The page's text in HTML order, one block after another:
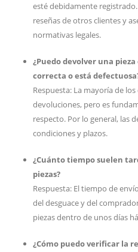
esté debidamente
reseñas de otros clientes y
normativas legales.
¿Puedo devolver una pieza
correcta o está
Respuesta: La mayoría de
devoluciones, pero es
respecto. Por lo general, las
condiciones y plazos.
¿Cuánto tiempo suelen
piezas?
Respuesta: El tiempo de
del desguace y del
piezas dentro de unos días
¿Cómo puedo verificar la